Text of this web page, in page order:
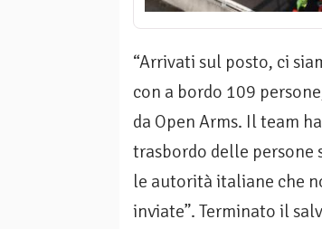
“Arrivati sul posto, ci
con a bordo 109
da Open Arms. Il team
trasbordo delle persone
le autorità italiane che
inviate”. Terminato il